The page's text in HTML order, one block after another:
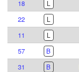
18
L
22
L
11
L
57
B
31
B